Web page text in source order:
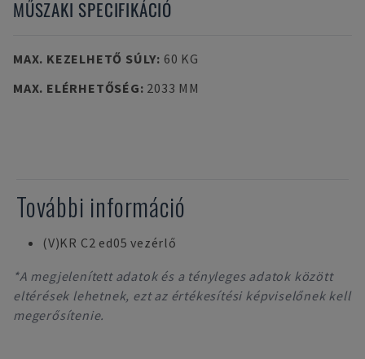
MŰSZAKI SPECIFIKÁCIÓ
MAX. KEZELHETŐ SÚLY: 60 KG
MAX. ELÉRHETŐSÉG: 2033 MM
További információ
(V)KR C2 ed05 vezérlő
*A megjelenített adatok és a tényleges adatok között
eltérések lehetnek, ezt az értékesítési képviselőnek kell
megerősítenie.